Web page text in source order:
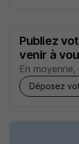
Publiez
venir à
En
Déposez